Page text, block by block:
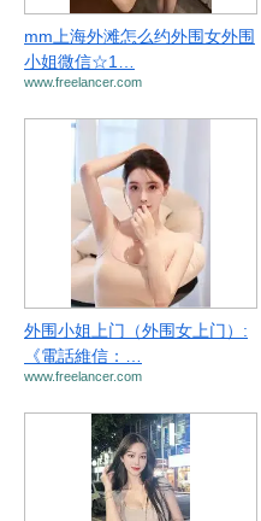
mm上海外滩怎么约外围女外围
小姐微信☆1…
www.freelancer.com
外围小姐上门（外围女上门）:
《電話維信：…
www.freelancer.com